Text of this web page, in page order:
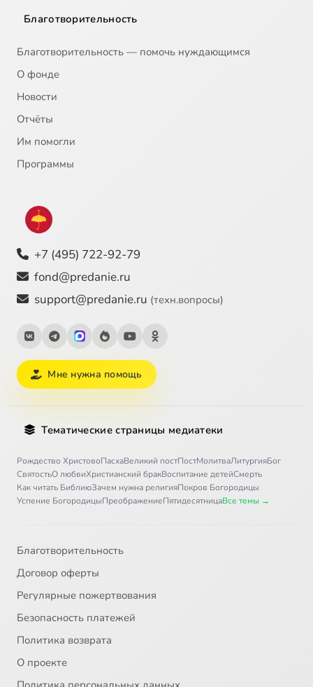
Благотворительность
Благотворительность — помочь нуждающимся
О фонде
Новости
Отчёты
Им помогли
Программы
+7 (495) 722-92-79
fond@predanie.ru
support@predanie.ru (техн.вопросы)
Мне нужна помощь
Тематические страницы медиатеки
Рождество ХристовоПасхаВеликий постПостМолитваЛитургияБог
СвятостьО любвиХристианский бракВоспитание детейСмерть
Как читать БиблиюЗачем нужна религияПокров Богородицы
Успение БогородицыПреображениеПятидесятницаВсе темы →
Благотворительность
Договор оферты
Регулярные пожертвования
Безопасность платежей
Политика возврата
О проекте